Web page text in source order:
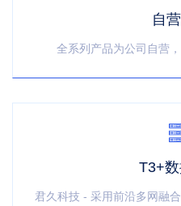
自
全系列产品为公司自营
T3+
君久科技 - 采用前沿多网融